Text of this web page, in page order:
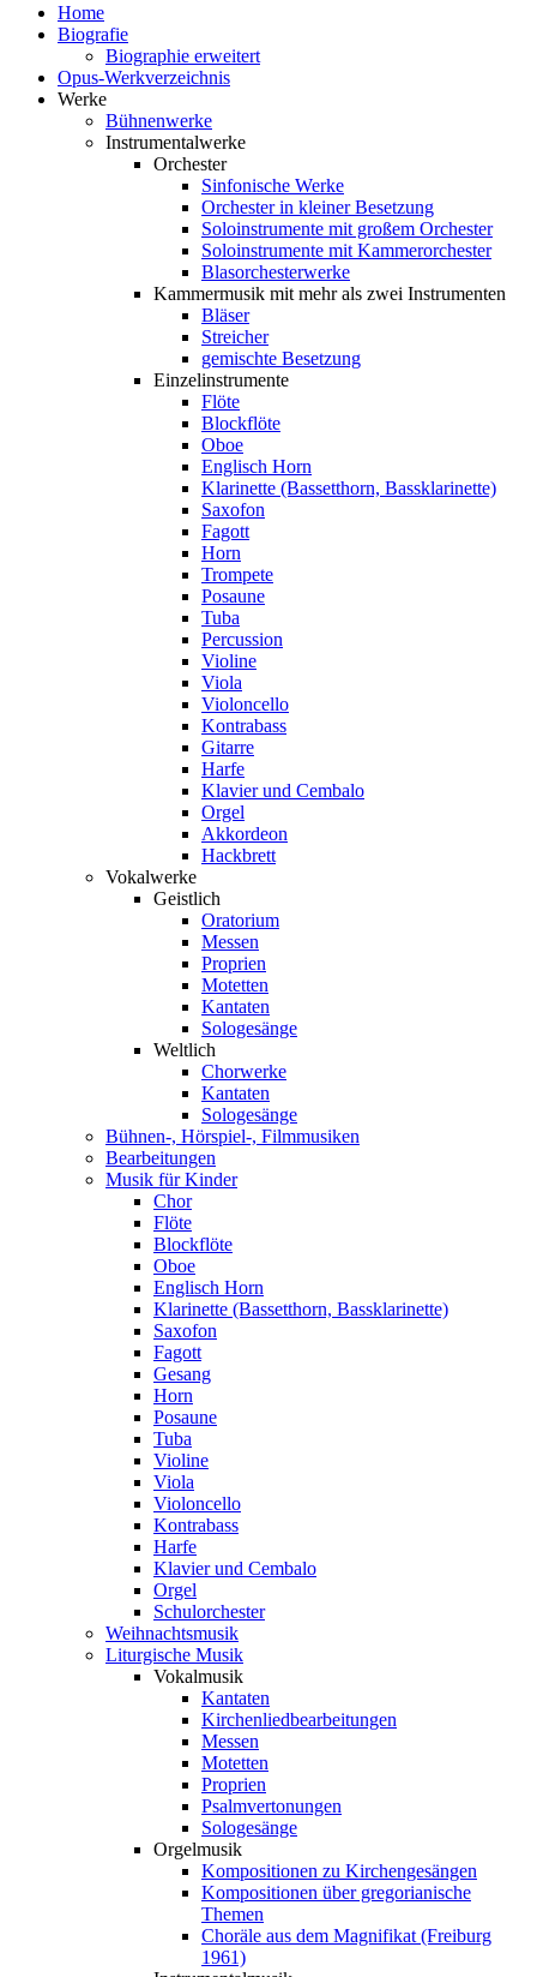
Home
Biografie
Biographie erweitert
Opus-Werkverzeichnis
Werke
Bühnenwerke
Instrumentalwerke
Orchester
Sinfonische Werke
Orchester in kleiner Besetzung
Soloinstrumente mit großem Orchester
Soloinstrumente mit Kammerorchester
Blasorchesterwerke
Kammermusik mit mehr als zwei Instrumenten
Bläser
Streicher
gemischte Besetzung
Einzelinstrumente
Flöte
Blockflöte
Oboe
Englisch Horn
Klarinette (Bassetthorn, Bassklarinette)
Saxofon
Fagott
Horn
Trompete
Posaune
Tuba
Percussion
Violine
Viola
Violoncello
Kontrabass
Gitarre
Harfe
Klavier und Cembalo
Orgel
Akkordeon
Hackbrett
Vokalwerke
Geistlich
Oratorium
Messen
Proprien
Motetten
Kantaten
Sologesänge
Weltlich
Chorwerke
Kantaten
Sologesänge
Bühnen-, Hörspiel-, Filmmusiken
Bearbeitungen
Musik für Kinder
Chor
Flöte
Blockflöte
Oboe
Englisch Horn
Klarinette (Bassetthorn, Bassklarinette)
Saxofon
Fagott
Gesang
Horn
Posaune
Tuba
Violine
Viola
Violoncello
Kontrabass
Harfe
Klavier und Cembalo
Orgel
Schulorchester
Weihnachtsmusik
Liturgische Musik
Vokalmusik
Kantaten
Kirchenliedbearbeitungen
Messen
Motetten
Proprien
Psalmvertonungen
Sologesänge
Orgelmusik
Kompositionen zu Kirchengesängen
Kompositionen über gregorianische
Themen
Choräle aus dem Magnifikat (Freiburg
1961)